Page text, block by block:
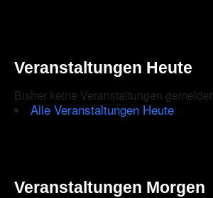
Veranstaltungen Heute
Bisher keine Veranstaltungen gemeldet
Alle Veranstaltungen Heute
Veranstaltungen Morgen